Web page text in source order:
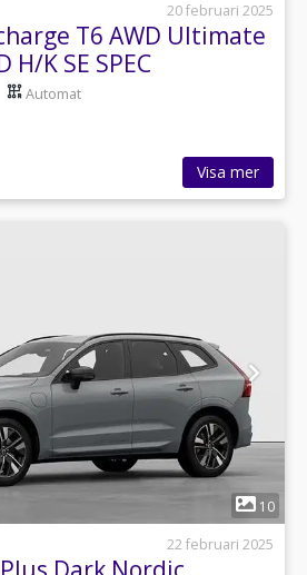
20 februari 2025
T6 AWD Ultimate
H/K SE SPEC
Automat
Visa mer
10
22 februari 2025